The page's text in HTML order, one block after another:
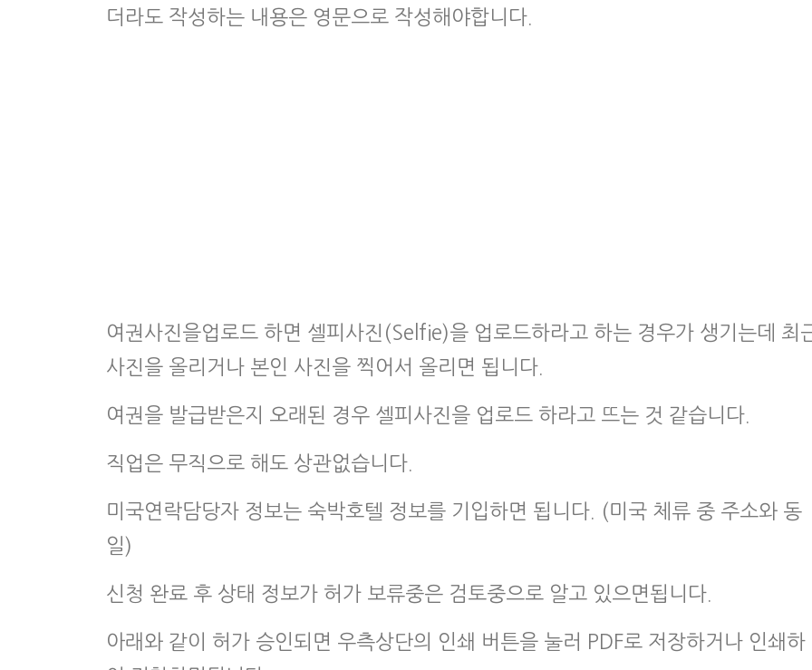
더라도 작성하는 내용은 영문으로 작성해야합니다.
여권사진을업로드 하면 셀피사진(Selfie)을 업로드하라고 하는 경우가 생기는데 최
사진을 올리거나 본인 사진을 찍어서 올리면 됩니다.
여권을 발급받은지 오래된 경우 셀피사진을 업로드 하라고 뜨는 것 같습니다.
직업은 무직으로 해도 상관없습니다.
미국연락담당자 정보는 숙박호텔 정보를 기입하면 됩니다. (미국 체류 중 주소와 동
일)
신청 완료 후 상태 정보가 허가 보류중은 검토중으로 알고 있으면됩니다.
아래와 같이 허가 승인되면 우측상단의 인쇄 버튼을 눌러 PDF로 저장하거나 인쇄하